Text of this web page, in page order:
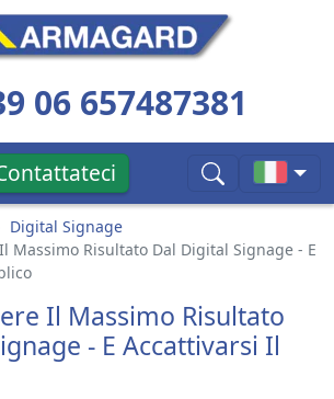
06 657487381
Digital Signage
Massimo Risultato Dal Digital Signage - E
Il Massimo Risultato
- E Accattivarsi Il